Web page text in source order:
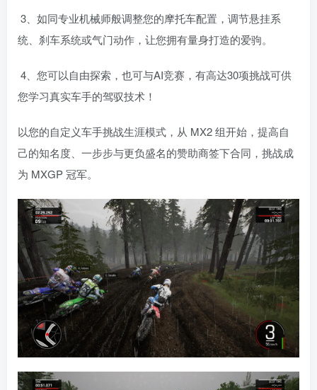
3、如同专业机械师般调整您的摩托车配置，调节悬挂系
统、刹车系统或气门动作，让您拥有量身打造的爱驹。
4、您可以自由探索，也可与AI竞赛，有高达30项挑战可供
您学习真实车手的驾驭技术！
以您的自定义车手挑战生涯模式，从 MX2 组开始，提高自
己的知名度、一步步与更负盛名的赞助商签下合同，挑战成
为 MXGP 冠军。